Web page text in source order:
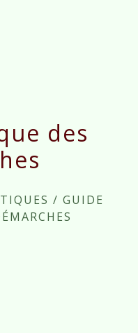
des
/ GUIDE